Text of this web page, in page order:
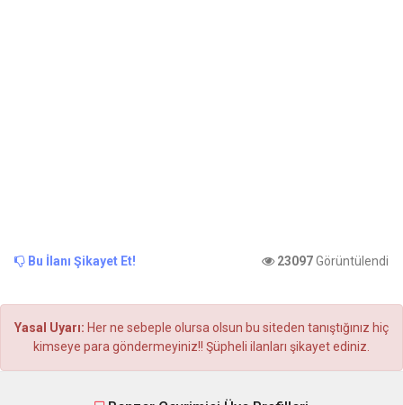
Bu İlanı Şikayet Et! 23097Görüntülendi
Yasal Uyarı: Her ne sebeple olursa olsun bu siteden tanıştığınız hiç
kimseye para göndermeyiniz!! Şüpheli ilanları şikayet ediniz.